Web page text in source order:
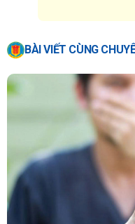
BÀI VIẾT CÙNG